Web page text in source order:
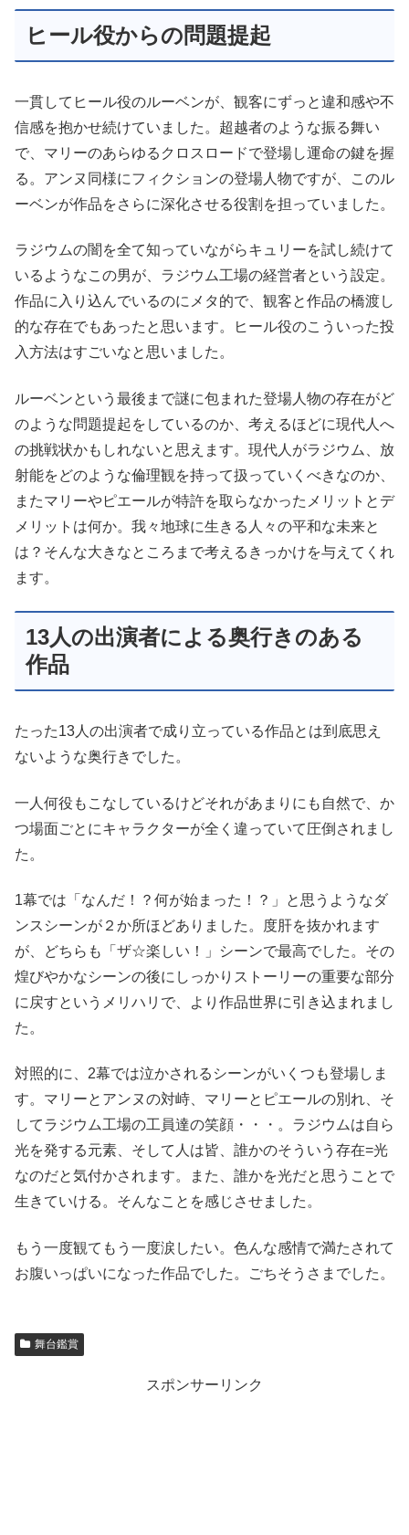
ヒール役からの問題提起
一貫してヒール役のルーベンが、観客にずっと違和感や不
信感を抱かせ続けていました。超越者のような振る舞い
で、マリーのあらゆるクロスロードで登場し運命の鍵を握
る。アンヌ同様にフィクションの登場人物ですが、このル
ーベンが作品をさらに深化させる役割を担っていました。
ラジウムの闇を全て知っていながらキュリーを試し続けて
いるようなこの男が、ラジウム工場の経営者という設定。
作品に入り込んでいるのにメタ的で、観客と作品の橋渡し
的な存在でもあったと思います。ヒール役のこういった投
入方法はすごいなと思いました。
ルーベンという最後まで謎に包まれた登場人物の存在がど
のような問題提起をしているのか、考えるほどに現代人へ
の挑戦状かもしれないと思えます。現代人がラジウム、放
射能をどのような倫理観を持って扱っていくべきなのか、
またマリーやピエールが特許を取らなかったメリットとデ
メリットは何か。我々地球に生きる人々の平和な未来と
は？そんな大きなところまで考えるきっかけを与えてくれ
ます。
13人の出演者による奥行きのある
作品
たった13人の出演者で成り立っている作品とは到底思え
ないような奥行きでした。
一人何役もこなしているけどそれがあまりにも自然で、か
つ場面ごとにキャラクターが全く違っていて圧倒されまし
た。
1幕では「なんだ！？何が始まった！？」と思うようなダ
ンスシーンが２か所ほどありました。度肝を抜かれます
が、どちらも「ザ☆楽しい！」シーンで最高でした。その
煌びやかなシーンの後にしっかりストーリーの重要な部分
に戻すというメリハリで、より作品世界に引き込まれまし
た。
対照的に、2幕では泣かされるシーンがいくつも登場しま
す。マリーとアンヌの対峙、マリーとピエールの別れ、そ
してラジウム工場の工員達の笑顔・・・。ラジウムは自ら
光を発する元素、そして人は皆、誰かのそういう存在=光
なのだと気付かされます。また、誰かを光だと思うことで
生きていける。そんなことを感じさせました。
もう一度観てもう一度涙したい。色んな感情で満たされて
お腹いっぱいになった作品でした。ごちそうさまでした。
舞台鑑賞
スポンサーリンク